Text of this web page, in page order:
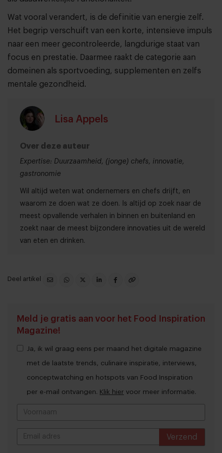
Wat vooral verandert, is de definitie van energie zelf.
Het begrip verschuift van een korte, intensieve impuls
naar een meer gecontroleerde, langdurige staat van
focus en prestatie. Daarmee raakt de categorie aan
domeinen als sportvoeding, supplementen en zelfs
mentale gezondheid.
Lisa Appels
Over deze auteur
Expertise: Duurzaamheid, (jonge) chefs, innovatie,
gastronomie
Wil altijd weten wat ondernemers en chefs drijft, en
waarom ze doen wat ze doen. Is altijd op zoek naar de
meest opvallende verhalen in binnen en buitenland en
zoekt naar de meest bijzondere innovaties uit de wereld
van eten en drinken.
Deel artikel
Meld je gratis aan voor het Food Inspiration
Magazine!
Ja, ik wil graag eens per maand het digitale magazine
met de laatste trends, culinaire inspiratie, interviews,
conceptwatching en hotspots van Food Inspiration
per e-mail ontvangen. Klik hier voor meer informatie.
Verzend